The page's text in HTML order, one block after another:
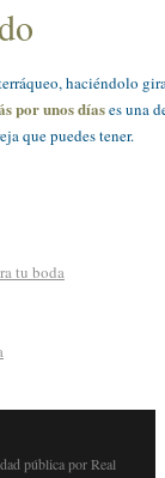
haciéndolo
por unos díases una
que puedes tener.
tu boda
pública por Real